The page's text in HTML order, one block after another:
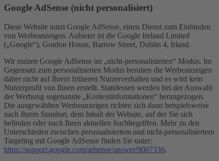
Google AdSense (nicht personalisiert)
Diese Website nutzt Google AdSense, einen Dienst zum Einbinden
von Werbeanzeigen. Anbieter ist die Google Ireland Limited
(„Google“), Gordon House, Barrow Street, Dublin 4, Irland.
Wir nutzen Google AdSense im „nicht-personalisierten“ Modus. Im
Gegensatz zum personalisierten Modus beruhen die Werbeanzeigen
daher nicht auf Ihrem früheren Nutzerverhalten und es wird kein
Nutzerprofil von Ihnen erstellt. Stattdessen werden bei der Auswahl
der Werbung sogenannte „Kontextinformationen“ herangezogen.
Die ausgewählten Werbeanzeigen richten sich dann beispielsweise
nach Ihrem Standort, dem Inhalt der Website, auf der Sie sich
befinden oder nach Ihren aktuellen Suchbegriffen. Mehr zu den
Unterschieden zwischen personalisiertem und nicht-personalisiertem
Targeting mit Google AdSense finden Sie unter:
https://support.google.com/adsense/answer/9007336.